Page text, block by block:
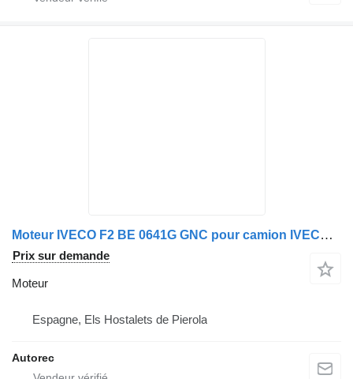
Moteur IVECO F2 BE 0641G GNC pour camion IVECO Stralis 260S27
Prix sur demande
Moteur
Espagne, Els Hostalets de Pierola
Autorec